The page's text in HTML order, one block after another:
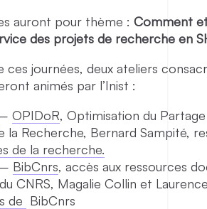
auront pour thème : Comment
des projets de recherche en
ces journées, deux ateliers
animés par l’Inist :
OPIDoR, Optimisation du
la Recherche, Bernard Sampité,
de la recherche.
BibCnrs, accès aux ressources
CNRS, Magalie Collin et
de BibCnrs